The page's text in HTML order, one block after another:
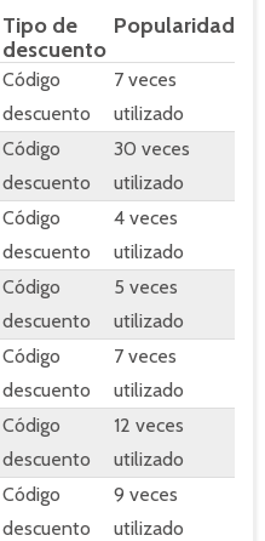
Tipo de
descuento
Popularidad
Código
descuento
7 veces
utilizado
Código
descuento
30 veces
utilizado
Código
descuento
4 veces
utilizado
Código
descuento
5 veces
utilizado
Código
descuento
7 veces
utilizado
Código
descuento
12 veces
utilizado
Código
descuento
9 veces
utilizado